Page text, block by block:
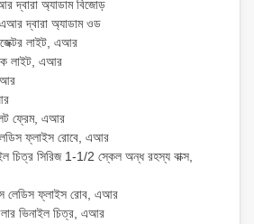
দ্বারা অ্যাডাম বিজোড়
দ্বারা অ্যাডাম ওড
লাইট, এআর
লাইট, এআর
ফ্রেম, এআর
লেডিস ফ্লাইস রোবে, এআর
চিত্র সিরিজ 1-1/2 স্কেল অন্ধ রহস্য বাক্স,
লেডিস ফ্লাইস রোব, এআর
ভিনাইল চিত্র, এআর